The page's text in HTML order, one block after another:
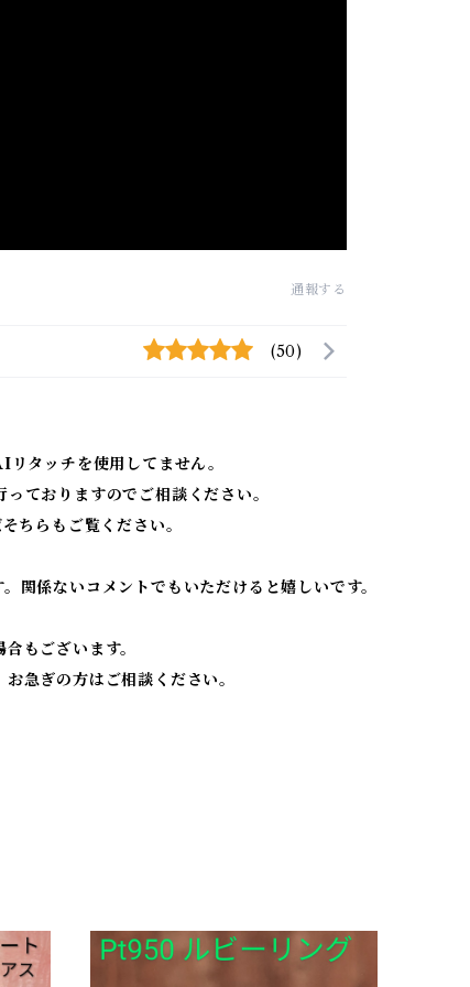
通報する
(50)
タッチを使用してません。
ておりますのでご相談ください。
ちらもご覧ください。
関係ないコメントでもいただけると嬉しいです。
もございます。
急ぎの方はご相談ください。